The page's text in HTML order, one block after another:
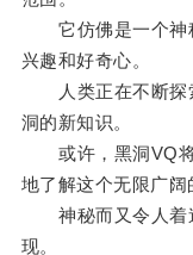
它仿佛是一个神
兴趣和好奇心。
人类正在不断探
洞的新知识。
或许，黑洞VQ将
地了解这个无限广阔
神秘而又令人着
现。